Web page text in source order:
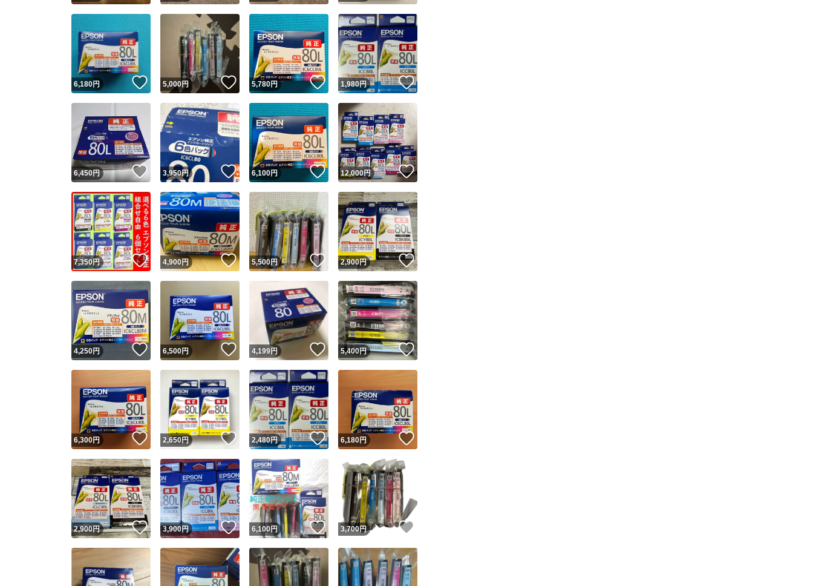
6,180円 いいね！
5,000円 いいね！
5,780円 いいね！
1,980円 いいね！
6,450円 いいね！
3,950円 いいね！
6,100円 いいね！
12,000円 いいね！
7,350円 いいね！
4,900円 いいね！
5,500円 いいね！
2,900円 いいね！
4,250円 いいね！
6,500円 いいね！
4,199円 いいね！
5,400円 いいね！
6,300円 いいね！
2,650円 いいね！
2,480円 いいね！
6,180円
2,900円 いいね！
3,900円 いいね！
6,100円 いいね！
3,700円